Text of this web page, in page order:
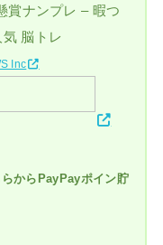
賞ナンプレ – 暇つ
脳トレ
Inc
からPayPayポイン貯